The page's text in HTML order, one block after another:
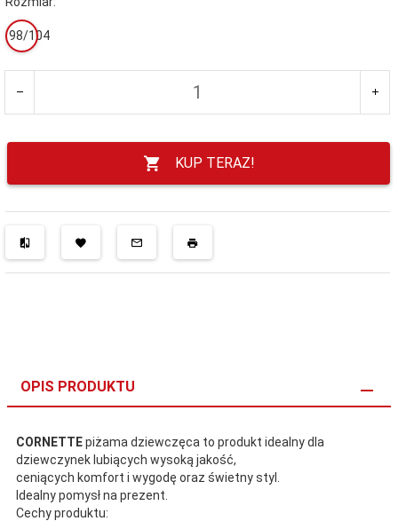
98/104
KUP TERAZ!
OPIS PRODUKTU
CORNETTEpiżama dziewczęca to produkt idealny dla
dziewczynek lubiących wysoką jakość,
ceniących komfort i wygodę oraz świetny styl.
Idealny pomysł na prezent.
Cechy produktu: